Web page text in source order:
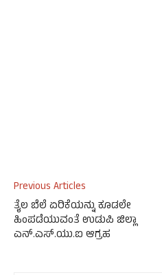
Previous Articles
ತೈಲ ಬೆಲೆ ಏರಿಕೆಯನ್ನು ಕೂಡಲೇ
ಹಿಂಪಡೆಯುವಂತೆ ಉಡುಪಿ ಜಿಲ್ಲಾ
ಎನ್.ಎಸ್.ಯು.ಐ ಆಗ್ರಹ